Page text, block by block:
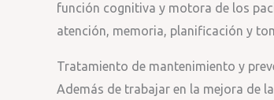
función cognitiva y motora de los
atención, memoria, planificación y
Tratamiento de mantenimiento y
Además de trabajar en la mejora de